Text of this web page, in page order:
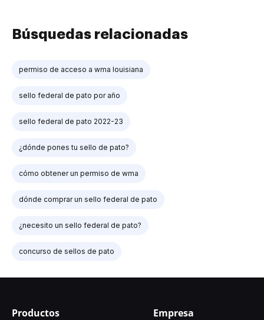
Búsquedas relacionadas
permiso de acceso a wma louisiana
sello federal de pato por año
sello federal de pato 2022-23
¿dónde pones tu sello de pato?
cómo obtener un permiso de wma
dónde comprar un sello federal de pato
¿necesito un sello federal de pato?
concurso de sellos de pato
Productos Empresa